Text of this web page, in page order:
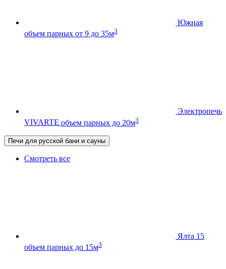
Южная
объем парных от 9 до 35м3
Электропечь
VIVARTE объем парных до 20м3
Печи для русской бани и сауны
Смотреть все
Ялта 15
объем парных до 15м3